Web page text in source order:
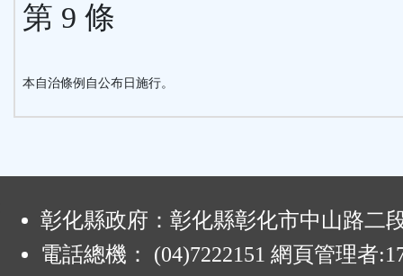
第 9 條
本自治條例自公布日施行。
彰化縣政府：彰化縣彰化市中山路二
電話總機： (04)7222151 網頁管理者